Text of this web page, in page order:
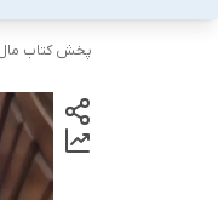
پخش کتاب